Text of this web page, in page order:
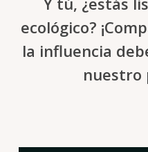
ecológico?
la influencia
nuestro